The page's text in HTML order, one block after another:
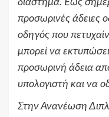
διάστημα. Έως
προσωρινές άδειες
οδηγός που
μπορεί να
προσωρινή άδεια
υπολογιστή και να
Στην Ανανέωση